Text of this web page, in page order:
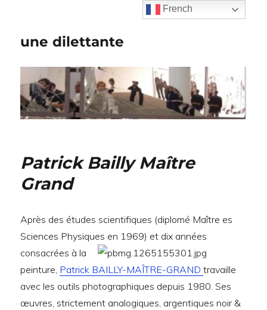
une dilettante
Patrick Bailly Maître
Grand
Après des études scientifiques (diplomé Maître es
Sciences Physiques en 1969) et dix années
consacrées à la
peinture, Patrick BAILLY-MAÎTRE-GRANDtravaille
avec les outils photographiques depuis 1980. Ses
œuvres, strictement analogiques, argentiques noir &
French